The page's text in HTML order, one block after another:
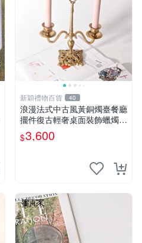
新穎禮物百貨 40
浪漫法式中古風黃銅燭臺餐廳
擺件復古輕奢桌面裝飾蠟燭臺
擺件
$3,600